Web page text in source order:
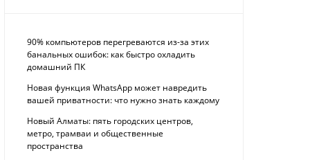
90% компьютеров перегреваются из-за этих
банальных ошибок: как быстро охладить
домашний ПК
Новая функция WhatsApp может навредить
вашей приватности: что нужно знать каждому
Новый Алматы: пять городских центров,
метро, трамваи и общественные
пространства